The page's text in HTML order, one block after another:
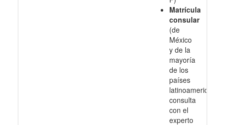
Matrícula
consular
(de
México
y de la
mayoría
de los
países
latinoamericanos,
consulta
con el
experto